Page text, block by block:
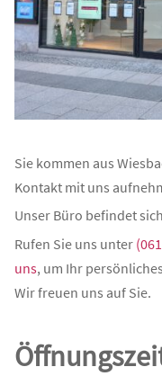
Sie kommen aus
Kontakt mit uns
Unser Büro befindet
Rufen Sie uns unter
uns, um Ihr
Wir freuen uns auf Sie.